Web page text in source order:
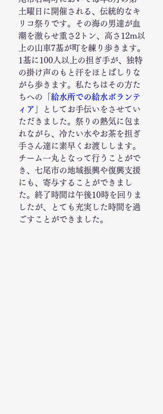
土曜日に開催される、伝統的なキ
リコ祭りです。その海の男達が血
潮を激らせ重さ2トン、高さ12m以
上の山車7基が町を練り歩きます。
1基に100人以上の担ぎ手が、独特
の掛け声のもと汗をほとばしりな
がら歩きます。私たちはその方た
ちへの「 給水所での給水ボランテ
ィア
」としてお手伝いをさせてい
ただきました。祭りの熱気に包ま
れながら、冷たい水やお茶を担ぎ
手さん達に素早くお渡しします。
チーム一丸となって行うことがで
き、七尾市の地域振興や復興支援
にも、寄与することができまし
た。終了時間は午後10時を回りま
したが、とても充実した時間を過
ごすことができました。